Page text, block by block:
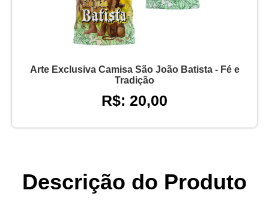
Arte Exclusiva Camisa São João Batista - Fé e
Tradição
R$: 20,00
Descrição do Produto